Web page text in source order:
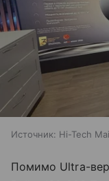
Источник: Hi-Tech
Помимо Ultra-